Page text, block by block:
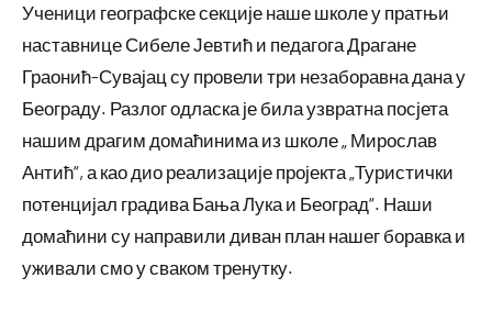
Ученици географске секције наше школе у пратњи
наставнице Сибеле Јевтић и педагога Драгане
Граонић-Сувајац су провели три незаборавна дана у
Београду. Разлог одласка је била узвратна посјета
нашим драгим домаћинима из школе „ Мирослав
Антић“, а као дио реализације пројекта „Туристички
потенцијал градива Бања Лука и Београд“. Наши
домаћини су направили диван план нашег боравка и
уживали смо у сваком тренутку.